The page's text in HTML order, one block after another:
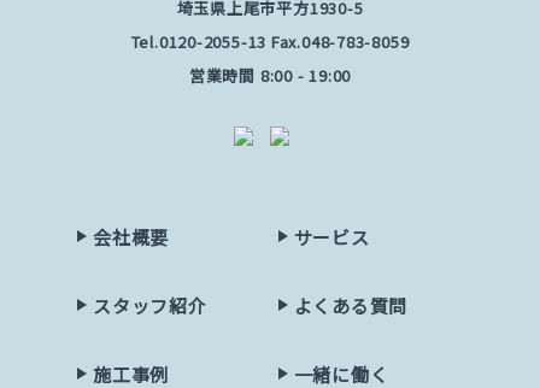
埼玉県上尾市平方1930-5
Tel.0120-2055-13 Fax.048-783-8059
営業時間 8:00 - 19:00
会社概要
スタッフ紹介
施工事例
サービス
よくある質問
一緒に働く